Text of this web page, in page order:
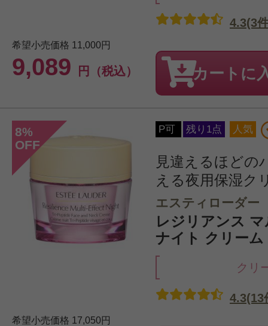
希望小売価格 11,000円
9,089 円（税込）
4.3(3
カートに
8%
OFF
P可 残り1点 人気
見違えるほどの
える夜用保湿ク
エスティローダー
レジリアンス
ナイト クリーム
クリ
希望小売価格 17,050円
4.3(13